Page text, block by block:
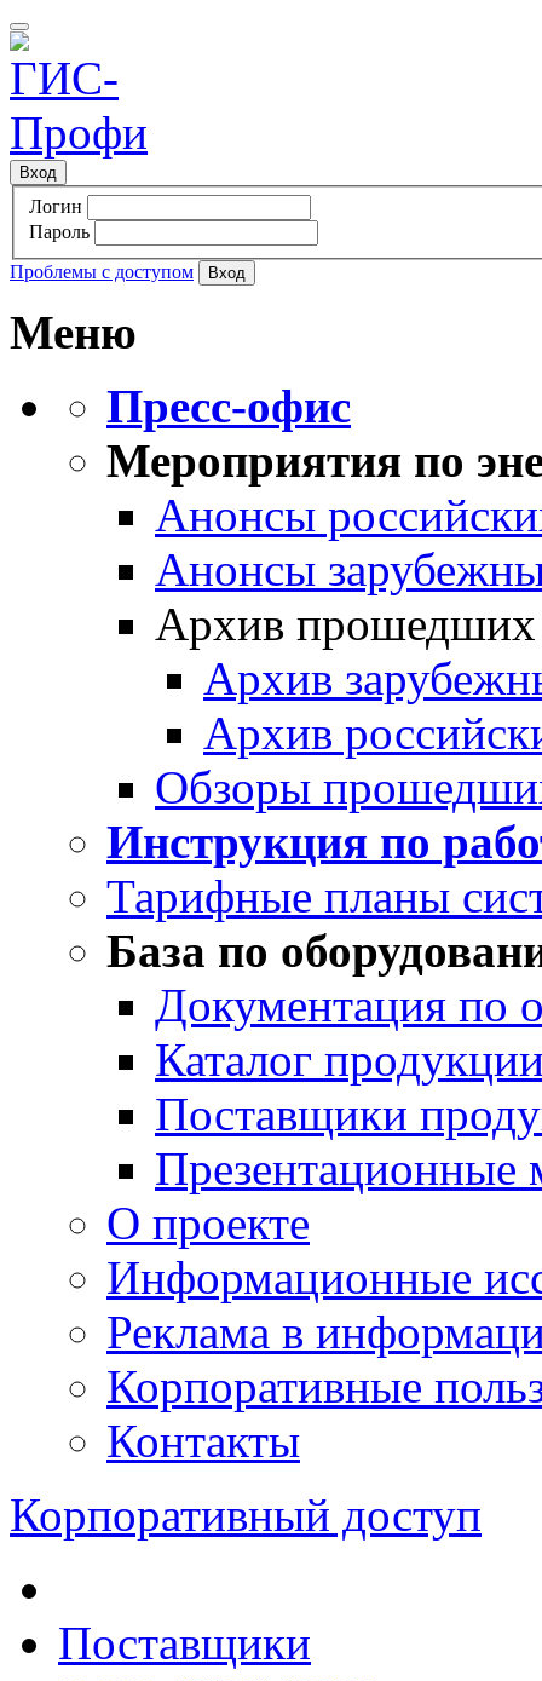
Вход
Логин
Пароль
Проблемы с доступом
Меню
Пресс-офис
Мероприятия по
Анонсы
Анонсы
Архив прошедших
Архив
Архив
Обзоры
Инструкция по
Тарифные планы
База по
Документация по
Каталог
Поставщики
Презентационные
О проекте
Информационные
Реклама в
Корпоративные
Контакты
Корпоративный доступ
Поставщики